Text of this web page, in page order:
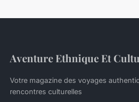
Aventure Ethnique Et
Votre magazine des voyages
rencontres culturelles